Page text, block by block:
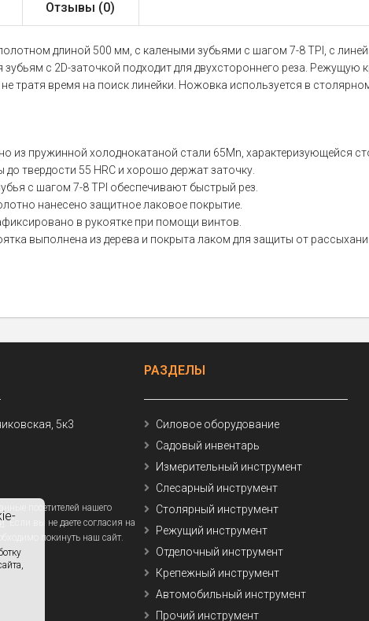
Отзывы (0)
длиной 500 мм, с калеными зубьями с шагом 7-8 TPI, с
зубьям с 2D-заточкой подходит для двухстороннего реза.
тратя время на поиск линейки. Ножовка используется в
из пружинной холоднокатаной стали 65Mn, характеризующейся
твердости 55 HRC и хорошо держат заточку.
с шагом 7-8 TPI обеспечивают быстрый рез.
нанесено защитное лаковое покрытие.
в рукоятке при помощи винтов.
выполнена из дерева и покрыта лаком для защиты от
5к3
посетителей нашего
. Если вы не даете согласия на
покинуть наш сайт.
РАЗДЕЛЫ
Силовое оборудование
Садовый инвентарь
Измерительный инструмент
Слесарный инструмент
Столярный инструмент
Режущий инструмент
Отделочный инструмент
Крепежный инструмент
Автомобильный инструмент
Прочий инструмент